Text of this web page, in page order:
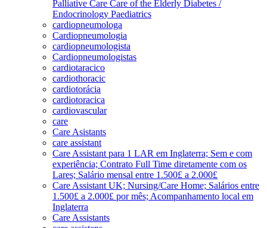
Palliative Care Care of the Elderly Diabetes /
Endocrinology Paediatrics
cardiopneumologa
Cardiopneumologia
cardiopneumologista
Cardiopneumologistas
cardiotaracico
cardiothoracic
cardiotorácia
cardiotoracica
cardiovascular
care
Care Asistants
care assistant
Care Assistant para 1 LAR em Inglaterra; Sem e com
experiência; Contrato Full Time diretamente com os
Lares; Salário mensal entre 1.500£ a 2.000£
Care Assistant UK; Nursing/Care Home; Salários entre
1.500£ a 2.000£ por mês; Acompanhamento local em
Inglaterra
Care Assistants